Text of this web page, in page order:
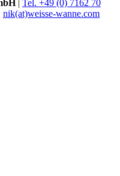
| Tel. +49 (0) 7162 70
nik(at)weisse-wanne.com